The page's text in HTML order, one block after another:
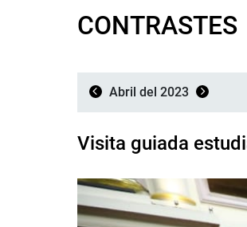
CONTRASTES
Abril del 2023
Visita guiada